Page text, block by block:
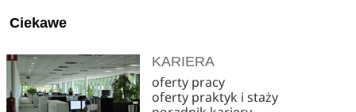
Ciekawe
KARIERA
oferty pracy
oferty praktyk i staży